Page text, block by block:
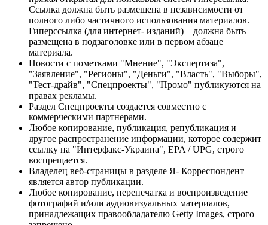
Ссылка должна быть размещена в независимости от
полного либо частичного использования материалов.
Гиперссылка (для интернет- изданий) – должна быть
размещена в подзаголовке или в первом абзаце
материала.
Новости с пометками "Мнение", "Экспертиза",
"Заявление", "Регионы", "Деньги", "Власть", "Выборы",
"Тест-драйв", "Спецпроекты", "Промо" публикуются на
правах рекламы.
Раздел Спецпроекты создается совместно с
коммерческими партнерами.
Любое копирование, публикация, републикация и
другое распространение информации, которое содержит
ссылку на "Интерфакс-Украина", EPA / UPG, строго
воспрещается.
Владелец веб-страницы в разделе Я- Корреспондент
является автор публикации.
Любое копирование, перепечатка и воспроизведение
фотографий и/или аудиовизуальных материалов,
принадлежащих правообладателю Getty Images, строго